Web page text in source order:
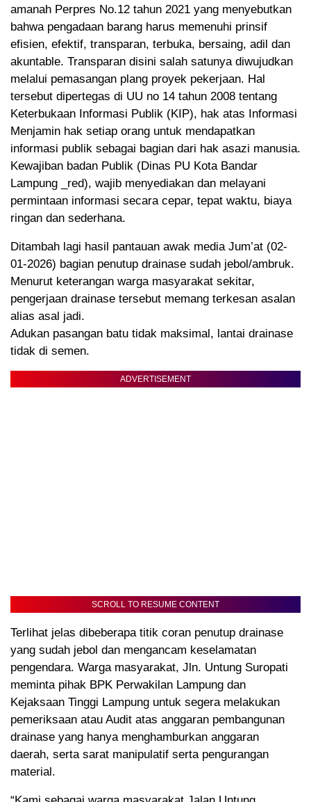
amanah Perpres No.12 tahun 2021 yang menyebutkan
bahwa pengadaan barang harus memenuhi prinsif
efisien, efektif, transparan, terbuka, bersaing, adil dan
akuntable. Transparan disini salah satunya diwujudkan
melalui pemasangan plang proyek pekerjaan. Hal
tersebut dipertegas di UU no 14 tahun 2008 tentang
Keterbukaan Informasi Publik (KIP), hak atas Informasi
Menjamin hak setiap orang untuk mendapatkan
informasi publik sebagai bagian dari hak asazi manusia.
Kewajiban badan Publik (Dinas PU Kota Bandar
Lampung _red), wajib menyediakan dan melayani
permintaan informasi secara cepar, tepat waktu, biaya
ringan dan sederhana.
Ditambah lagi hasil pantauan awak media Jum’at (02-
01-2026) bagian penutup drainase sudah jebol/ambruk.
Menurut keterangan warga masyarakat sekitar,
pengerjaan drainase tersebut memang terkesan asalan
alias asal jadi.
Adukan pasangan batu tidak maksimal, lantai drainase
tidak di semen.
ADVERTISEMENT
SCROLL TO RESUME CONTENT
Terlihat jelas dibeberapa titik coran penutup drainase
yang sudah jebol dan mengancam keselamatan
pengendara. Warga masyarakat, Jln. Untung Suropati
meminta pihak BPK Perwakilan Lampung dan
Kejaksaan Tinggi Lampung untuk segera melakukan
pemeriksaan atau Audit atas anggaran pembangunan
drainase yang hanya menghamburkan anggaran
daerah, serta sarat manipulatif serta pengurangan
material.